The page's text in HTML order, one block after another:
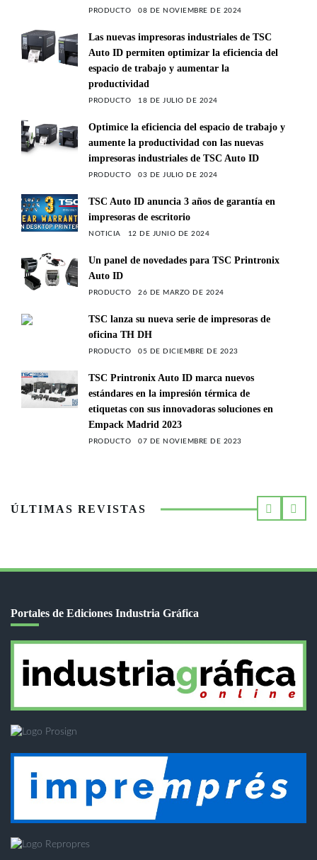
PRODUCTO 08 DE NOVIEMBRE DE 2024
Las nuevas impresoras industriales de TSC
Auto ID permiten optimizar la eficiencia del
espacio de trabajo y aumentar la
productividad
PRODUCTO 18 DE JULIO DE 2024
Optimice la eficiencia del espacio de trabajo y
aumente la productividad con las nuevas
impresoras industriales de TSC Auto ID
PRODUCTO 03 DE JULIO DE 2024
TSC Auto ID anuncia 3 años de garantía en
impresoras de escritorio
NOTICIA 12 DE JUNIO DE 2024
Un panel de novedades para TSC Printronix
Auto ID
PRODUCTO 26 DE MARZO DE 2024
TSC lanza su nueva serie de impresoras de
oficina TH DH
PRODUCTO 05 DE DICIEMBRE DE 2023
TSC Printronix Auto ID marca nuevos
estándares en la impresión térmica de
etiquetas con sus innovadoras soluciones en
Empack Madrid 2023
PRODUCTO 07 DE NOVIEMBRE DE 2023
ÚLTIMAS REVISTAS
Portales de Ediciones Industria Gráfica